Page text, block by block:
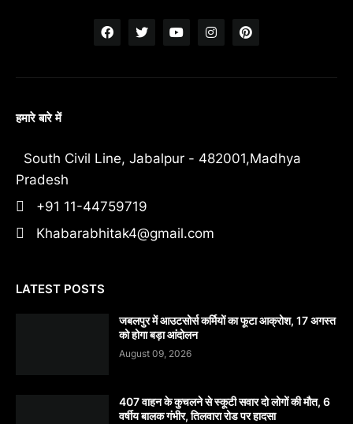
हमारे बारे में
South Civil Line, Jabalpur - 482001,Madhya
Pradesh
+91 11-44759719
Khabarabhitak4@gmail.com
LATEST POSTS
जबलपुर में आउटसोर्स कर्मियों का फूटा आक्रोश, 17 अगस्त
को होगा बड़ा आंदोलन
August 09, 2026
407 वाहन के कुचलने से स्कूटी सवार दो लोगों की मौत, 6
वर्षीय बालक गंभीर, तिलवारा रोड पर हादसा